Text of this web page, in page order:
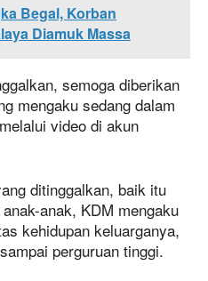
Begal, Korban
Diamuk Massa
semoga diberikan
mengaku sedang dalam
video di akun
ditinggalkan, baik itu
anak, KDM mengaku
kehidupan keluarganya,
perguruan tinggi.